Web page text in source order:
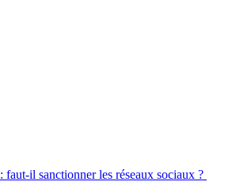
faut-il sanctionner les réseaux sociaux ?